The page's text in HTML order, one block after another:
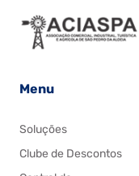
Menu
Soluções
Clube de Descontos